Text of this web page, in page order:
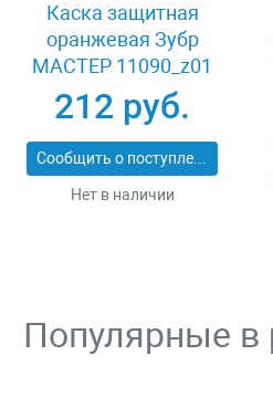
Каска защитная
оранжевая Зубр
МАСТЕР 11090_z01
212 руб.
Сообщить о поступлении
Нет в наличии
Популярные в